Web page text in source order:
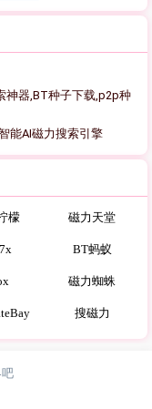
神器,BT种子下载,p2p种
能AI磁力搜索引擎
檬 磁力天堂
BT蚂蚁
磁力蜘蛛
搜磁力